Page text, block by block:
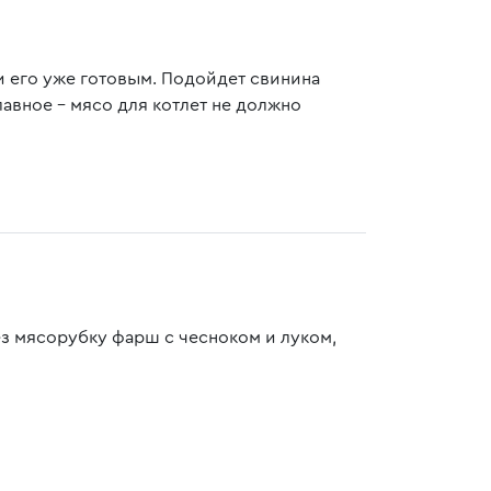
уже готовым. Подойдет свинина
– мясо для котлет не должно
мясорубку фарш с чесноком и луком,